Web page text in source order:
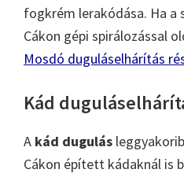
fogkrém lerakódása. Ha
Cákon gépi spirálozással
Mosdó duguláselhárítás
Kád
A kád dugulás
Cákon épített kádaknál is